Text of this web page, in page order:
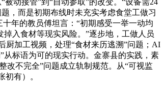
，而是初期布线时未充实考虑食堂工做习
年的教员傅坦言：“初期感受一举一动均
入食材等现实风险。”逐步地，工做人员
加工视频，处理“食材来历逃溯”问题；AI
标语为可的现实行动。金寨县的实践，素
改不完全”问题成立轨制规范。从“可视监
初有）。